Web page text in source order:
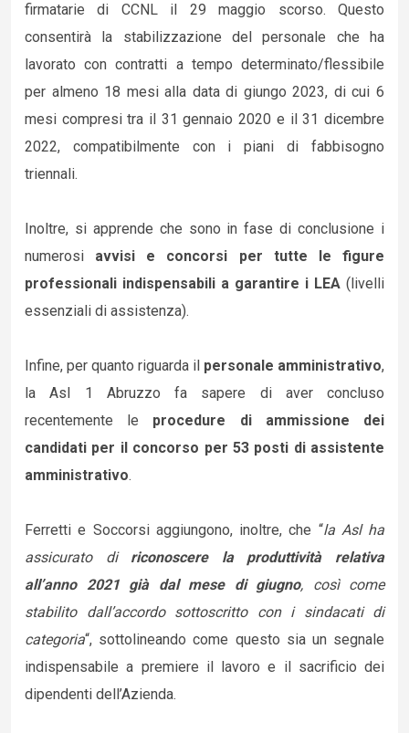
firmatarie di CCNL il 29 maggio scorso. Questo
consentirà la stabilizzazione del personale che ha
lavorato con contratti a tempo determinato/flessibile
per almeno 18 mesi alla data di giungo 2023, di cui 6
mesi compresi tra il 31 gennaio 2020 e il 31 dicembre
2022, compatibilmente con i piani di fabbisogno
triennali.
Inoltre, si apprende che sono in fase di conclusione i
numerosi avvisi e concorsi per tutte le figure
professionali indispensabili a garantire i LEA (livelli
essenziali di assistenza).
Infine, per quanto riguarda il personale amministrativo,
la Asl 1 Abruzzo fa sapere di aver concluso
recentemente le procedure di ammissione dei
candidati per il concorso per 53 posti di assistente
amministrativo.
Ferretti e Soccorsi aggiungono, inoltre, che “la Asl ha
assicurato di riconoscere la produttività relativa
all’anno 2021 già dal mese di giugno, così come
stabilito dall’accordo sottoscritto con i sindacati di
categoria“, sottolineando come questo sia un segnale
indispensabile a premiere il lavoro e il sacrificio dei
dipendenti dell’Azienda.